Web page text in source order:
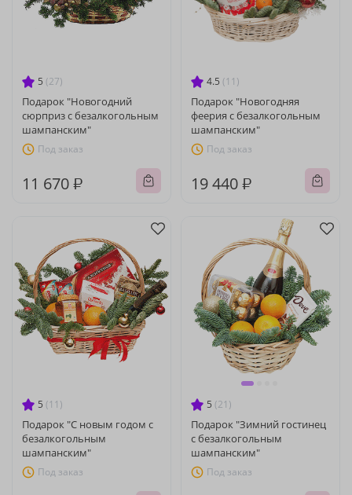
5 (27)
Подарок "Новогодний
сюрприз с безалкогольным
шампанским"
Под заказ
11 670 ₽
4.5 (11)
Подарок "Новогодняя
феерия с безалкогольным
шампанским"
Под заказ
19 440 ₽
5 (11)
Подарок "С новым годом с
безалкогольным
шампанским"
Под заказ
5 (21)
Подарок "Зимний гостинец
с безалкогольным
шампанским"
Под заказ